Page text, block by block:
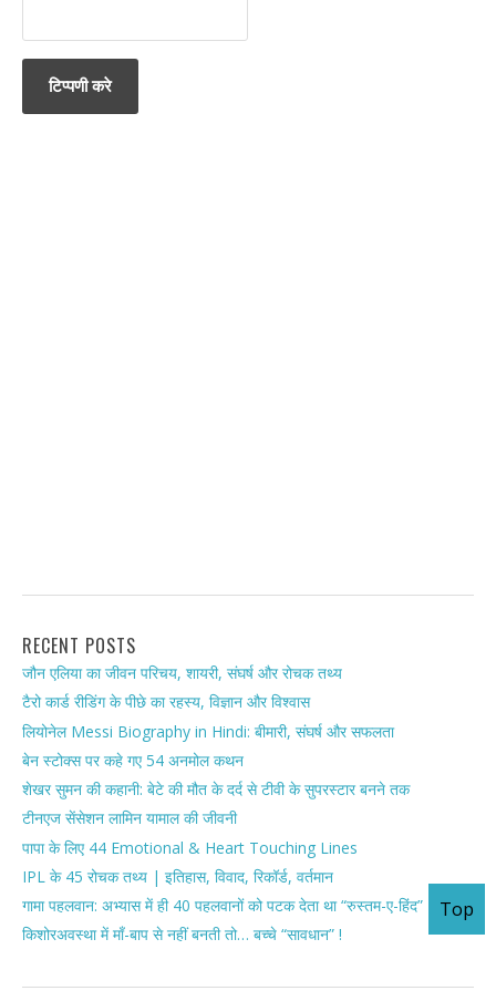
RECENT POSTS
जौन एलिया का जीवन परिचय, शायरी, संघर्ष और रोचक तथ्य
टैरो कार्ड रीडिंग के पीछे का रहस्य, विज्ञान और विश्वास
लियोनेल Messi Biography in Hindi: बीमारी, संघर्ष और सफलता
बेन स्टोक्स पर कहे गए 54 अनमोल कथन
शेखर सुमन की कहानी: बेटे की मौत के दर्द से टीवी के सुपरस्टार बनने तक
टीनएज सेंसेशन लामिन यामाल की जीवनी
पापा के लिए 44 Emotional & Heart Touching Lines
IPL के 45 रोचक तथ्य | इतिहास, विवाद, रिकॉर्ड, वर्तमान
गामा पहलवान: अभ्यास में ही 40 पहलवानों को पटक देता था “रुस्तम-ए-हिंद”
किशोरअवस्था में माँ-बाप से नहीं बनती तो… बच्चे “सावधान” !
Top